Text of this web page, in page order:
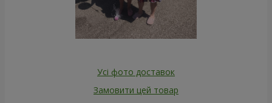
Усі фото доставок
Замовити цей товар